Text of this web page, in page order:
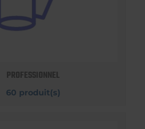
PROFESSIONNEL
60 produit(s)